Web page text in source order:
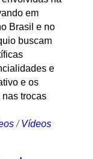
em
Brasil e no
buscam
e
e os
trocas
/Vídeos